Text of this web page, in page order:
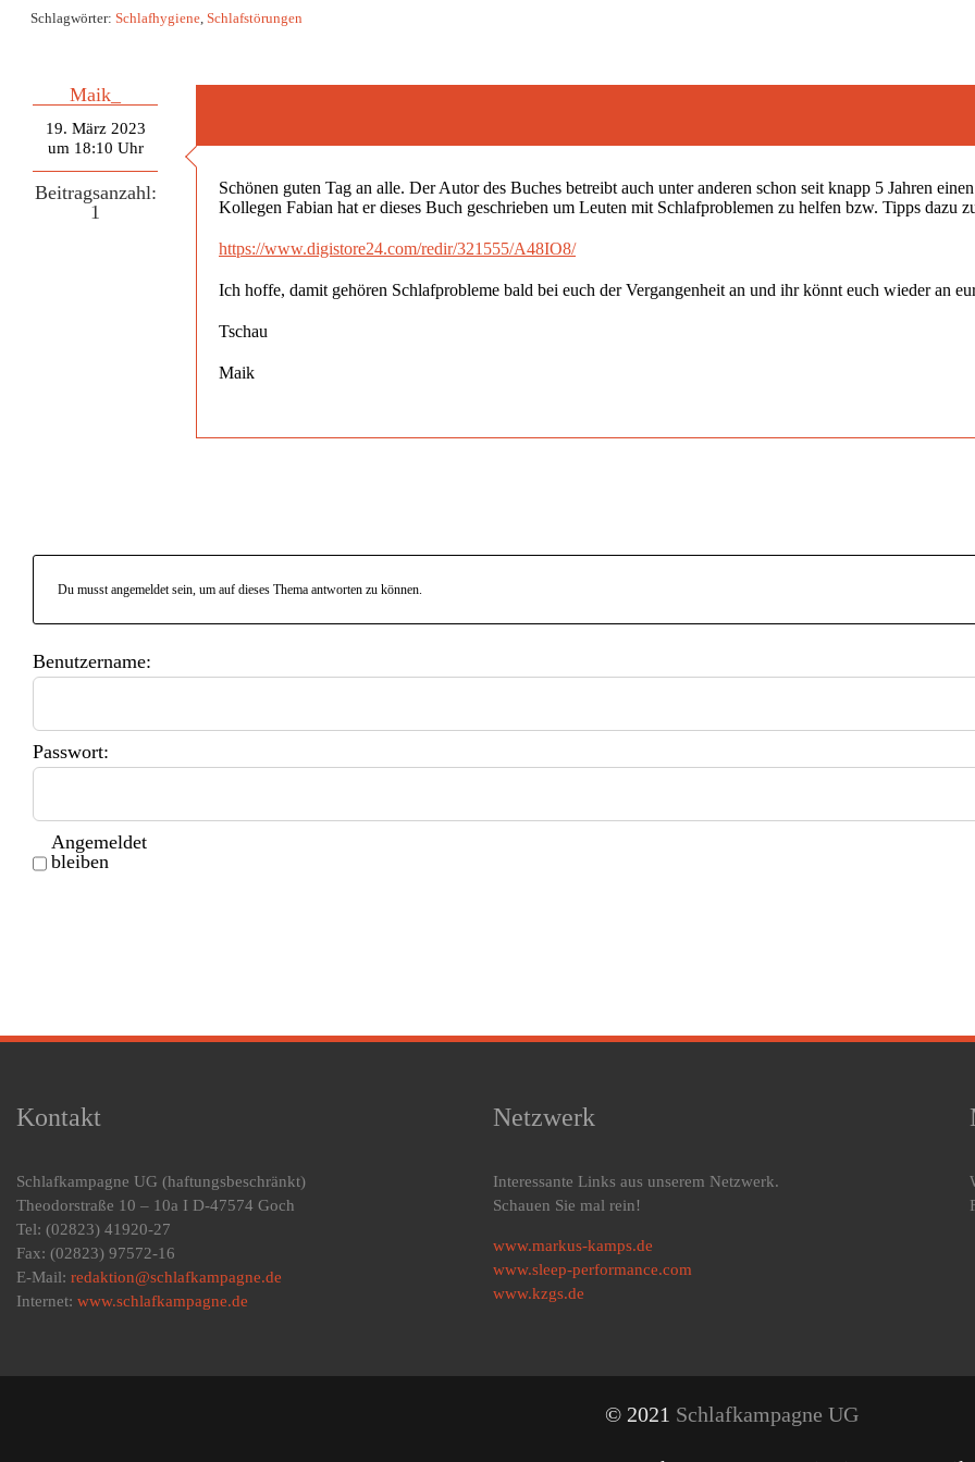
Schlagwörter: Schlafhygiene Schlafstörungen
Maik_
19. März 2023
um 18:10 Uhr
Beitragsanzahl:
1
Schönen guten Tag an alle. Der Autor des Buches betreibt auch unter anderen schon seit knapp 5 Jahren
Kollegen Fabian hat er dieses Buch geschrieben um Leuten mit Schlafproblemen zu helfen bzw. Tipps dazu
https://www.digistore24.com/redir/321555/A48IO8/
Ich hoffe, damit gehören Schlafprobleme bald bei euch der Vergangenheit an und ihr könnt euch wieder an
Tschau
Maik
Du musst angemeldet sein, um auf dieses Thema antworten zu können.
Benutzername:
Passwort:
Angemeldet
bleiben
Kontakt
Schlafkampagne UG (haftungsbeschränkt)
Theodorstraße 10 – 10a I D-47574 Goch
Tel: (02823) 41920-27
Fax: (02823) 97572-16
E-Mail: redaktion@schlafkampagne.de
Internet: www.schlafkampagne.de
Netzwerk
Interessante Links aus unserem Netzwerk.
Schauen Sie mal rein!
www.markus-kamps.de
www.sleep-performance.com
www.kzgs.de
© 2021 Schlafkampagne UG